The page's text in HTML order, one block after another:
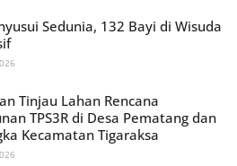
Sedunia, 132 Bayi di Wisuda
Tinjau Lahan Rencana
TPS3R di Desa Pematang dan
Kecamatan Tigaraksa